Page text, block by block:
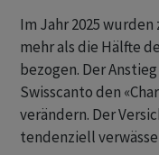
Im Jahr 2025
mehr als die Hälfte
bezogen. Der
Swisscanto den
verändern. Der
tendenziell